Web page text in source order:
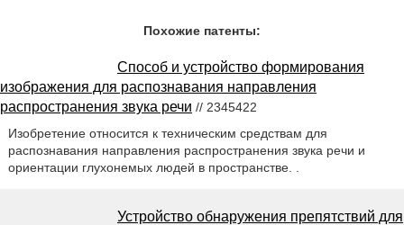
Похожие патенты:
Способ и устройство формирования
изображения для распознавания направления
распространения звука речи // 2345422
Изобретение относится к техническим средствам для
распознавания направления распространения звука речи и
ориентации глухонемых людей в пространстве. .
Устройство обнаружения препятствий для